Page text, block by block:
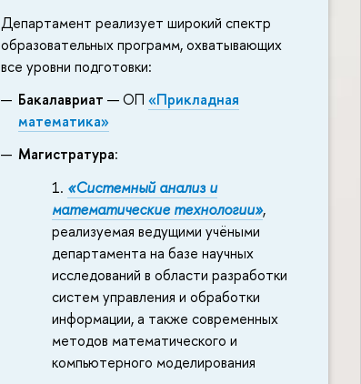
Департамент реализует широкий спектр
образовательных программ, охватывающих
все уровни подготовки:
Бакалавриат — ОП«Прикладная
математика»
Магистратура:
«Системный анализ и
математические технологии»,
реализуемая ведущими учёными
департамента на базе научных
исследований в области разработки
систем управления и обработки
информации, а также современных
методов математического и
компьютерного моделирования